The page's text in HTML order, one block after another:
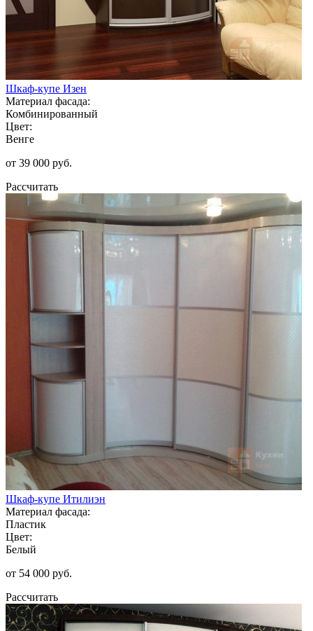
Шкаф-купе Изен
Материал фасада:
Комбинированный
Цвет:
Венге
от 39 000 руб.
Рассчитать
Шкаф-купе Итилиэн
Материал фасада:
Пластик
Цвет:
Белый
от 54 000 руб.
Рассчитать